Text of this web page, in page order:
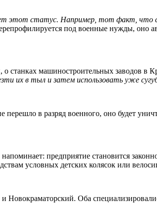
этот статус. Например, тот факт, что
под военные нужды, оно
станках машиностроительных заводов в
их в тыл и затем использовать уже
перешло в разряд военного, оно будет
предприятие становится
условных детских колясок или
Новокраматорский. Оба